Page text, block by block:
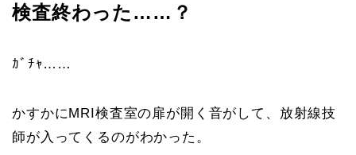
検査終わった……？
ｶﾞﾁｬ……
かすかにMRI検査室の扉が開く音がして、放射線技
師が入ってくるのがわかった。